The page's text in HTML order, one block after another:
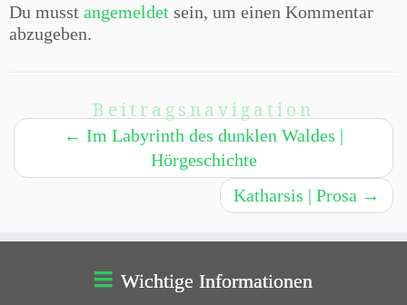
Du musst angemeldet sein, um einen Kommentar
abzugeben.
Beitragsnavigation
← Im Labyrinth des dunklen Waldes |
Hörgeschichte
Katharsis | Prosa →
Wichtige Informationen